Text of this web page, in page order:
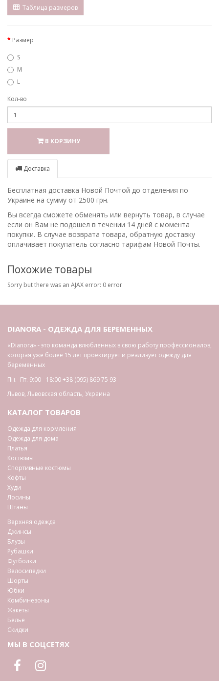
Таблица размеров
Размер
S
M
L
Кол-во
В КОРЗИНУ
Доставка
Бесплатная доставка Новой Почтой до отделения по
Украине на сумму от 2500 грн.
Вы всегда сможете обменять или вернуть товар, в случае
если он Вам не подошел в течении 14 дней с момента
покупки. В случае возврата товара, обратную доставку
оплачивает покупатель согласно тарифам Новой Почты.
Похожие товары
Sorry but there was an AJAX error: 0 error
DIANORA - ОДЕЖДА ДЛЯ БЕРЕМЕННЫХ
«Dianora» - это команда влюбленных в свою работу профессионалов,
которая уже более 15 лет проектирует и реализует одежду для
беременных
Пн.- Пт. 9:00 - 18:00+38 (095) 869 75 93
Львов,Львовская область, Украина
КАТАЛОГ ТОВАРОВ
Одежда для кормления
Одежда для дома
Платья
Костюмы
Спортивные костюмы
Кофты
Худи
Лосины
Штаны
Верхняя одежда
Джинсы
Блузы
Рубашки
Футболки
Велосипедки
Шорты
Юбки
Комбинезоны
Жакеты
Белье
Скидки
МЫ В СОЦСЕТЯХ